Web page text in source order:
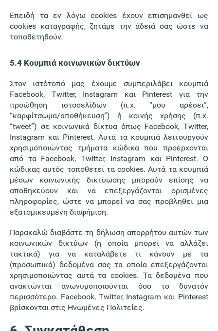
Επειδή τα εν λόγω cookies έχουν επισημανθεί ως
cookies καταγραφής, ζητάμε την άδειά σας ώστε να
τοποθετηθούν.
5.4 Κουμπιά κοινωνικών δικτύων
Στον ιστότοπό μας έχουμε συμπεριλάβει κουμπιά
Facebook, Twitter, Instagram και Pinterest για την
προώθηση ιστοσελίδων (π.χ. “μου αρέσει”,
“καρφίτσωμα/αποθήκευση”) ή κοινής χρήσης (π.χ.
“tweet”) σε κοινωνικά δίκτυα όπως Facebook, Twitter,
Instagram και Pinterest. Αυτά τα κουμπιά λειτουργούν
χρησιμοποιώντας τμήματα κώδικα που προέρχονται
από τα Facebook, Twitter, Instagram και Pinterest. Ο
κώδικας αυτός τοποθετεί τα cookies. Αυτά τα κουμπιά
μέσων κοινωνικής δικτύωσης μπορούν επίσης να
αποθηκεύουν και να επεξεργάζονται ορισμένες
πληροφορίες, ώστε να μπορεί να σας προβληθεί μια
εξατομικευμένη διαφήμιση.
Παρακαλώ διαβάστε τη δήλωση απορρήτου αυτών των
κοινωνικών δικτύων (η οποία μπορεί να αλλάζει
τακτικά) για να καταλάβετε τι κάνουν με τα
(προσωπικά) δεδομένα σας τα οποία επεξεργάζονται
χρησιμοποιώντας αυτά τα cookies. Τα δεδομένα που
ανακτώνται ανωνυμοποιούνται όσο το δυνατόν
περισσότερο. Facebook, Twitter, Instagram και Pinterest
βρίσκονται στις Ηνωμένες Πολιτείες.